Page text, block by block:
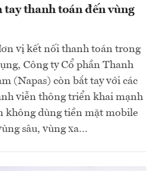
tay thanh toán đến vùng
vị kết nối thanh toán trong
Công ty Cổ phần Thanh
(Napas) còn bắt tay với các
viễn thông triển khai mạnh
không dùng tiền mặt mobile
sâu, vùng xa…